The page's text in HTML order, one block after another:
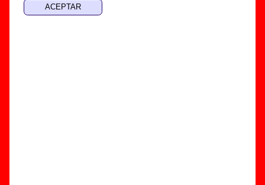
responsables de la grabación, las mezclas y la